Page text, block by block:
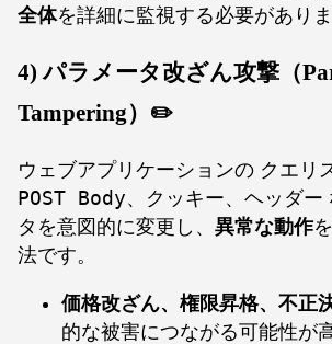
全体を詳細に監視する必要がありま
4) パラメータ改ざん攻撃（
Tampering）✏️
ウェブアプリケーションの クエリ
POST Body、 クッキー、 ヘッダー
タを意図的に変更し、 異常な動作
法です。
価格改ざん、権限昇格、不正
的な被害につながる可能性が